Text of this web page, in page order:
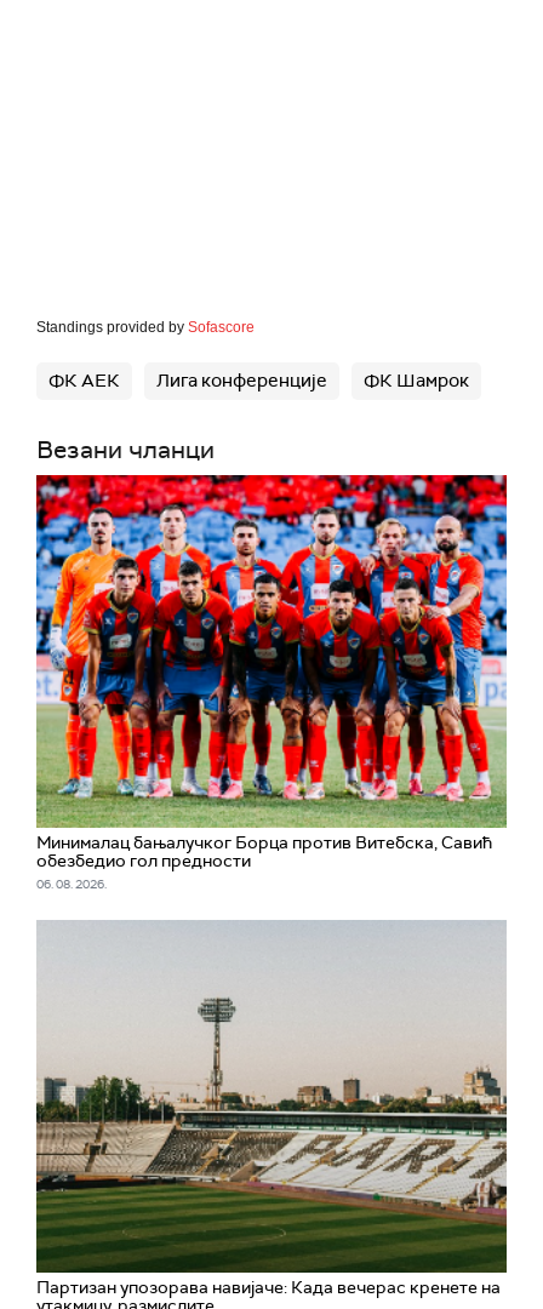
Standings provided by Sofascore
ФК АЕК Лига конференције ФК Шамрок
Везани чланци
Минималац бањалучког Борца против Витебска, Савић
обезбедио гол предности
06. 08. 2026.
Партизан упозорава навијаче: Када вечерас кренете на